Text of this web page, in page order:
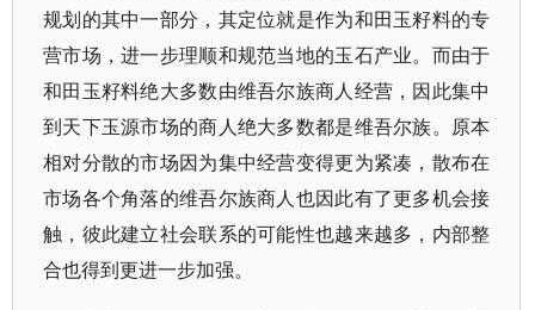
规划的其中一部分，其定位就是作为和田玉籽料的专
营市场，进一步理顺和规范当地的玉石产业。而由于
和田玉籽料绝大多数由维吾尔族商人经营，因此集中
到天下玉源市场的商人绝大多数都是维吾尔族。原本
相对分散的市场因为集中经营变得更为紧凑，散布在
市场各个角落的维吾尔族商人也因此有了更多机会接
触，彼此建立社会联系的可能性也越来越多，内部整
合也得到更进一步加强。